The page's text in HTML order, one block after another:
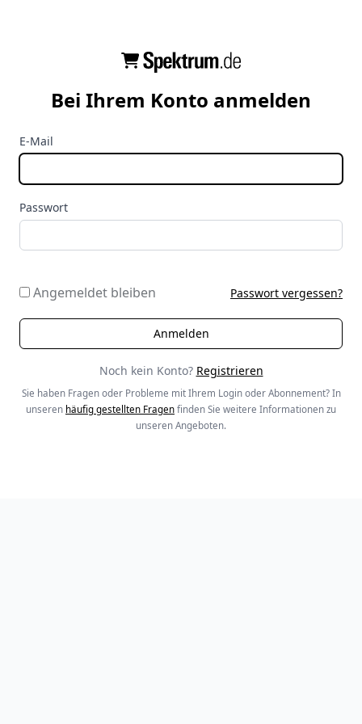
Bei Ihrem Konto anmelden
E-Mail
Passwort
Angemeldet bleiben Passwort vergessen?
Noch kein Konto? Registrieren
Sie haben Fragen oder Probleme mit Ihrem Login oder Abonnement? In
unseren häufig gestellten Fragen finden Sie weitere Informationen zu
unseren Angeboten.